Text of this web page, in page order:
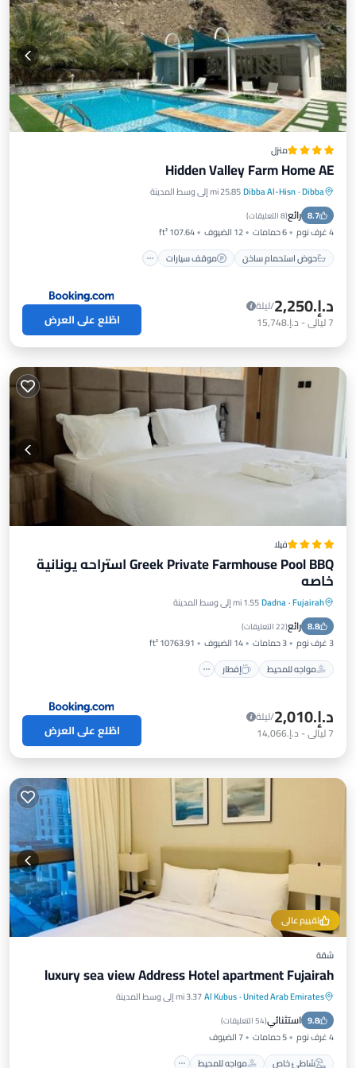
منزل
Hidden Valley Farm Home AE
Dibba
·
Dibba Al-Hisn25.85 mi إلى وسط المدينة
8.7 رائع(8 التعليقات )
4 غرف نوم 6 حمامات 12 الضيوف
107.64 ft²
حوض استحمام ساخن
موقف سيارات
حوض استحمام ساخن
موقف سيارات
مسبح
د.إ.‏2,250
/ليلة
7ليالي- د.إ.‏15,748 اطّلع على العرض
فيلا
Greek Private Farmhouse Pool BBQ استراحه يونانية
خاصه
Fujairah
·
Dadna1.55 mi إلى وسط المدينة
8.8 رائع(22 التعليقات )
3 غرف نوم 3 حمامات 14 الضيوف
10763.91 ft²
مواجه للمحيط
إفطار
مواجه للمحيط إفطار
مسبح
د.إ.‏2,010
/ليلة
7ليالي- د.إ.‏14,066 اطّلع على العرض
تقييم عالي
شقة
luxury sea view Address Hotel apartment Fujairah
United Arab Emirates
·
Al Kubus3.37 mi إلى وسط المدينة
9.8 استثنائي(54 التعليقات )
4 غرف نوم 5 حمامات
7 الضيوف
شاطئ خاص
مواجه للمحيط
شاطئ خاص
مواجه للمحيط
حوض استحمام ساخن